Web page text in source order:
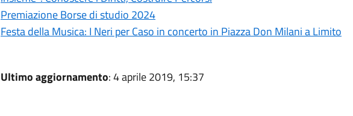
Premiazione Borse di studio 2024
Festa della Musica: I Neri per Caso in concerto in Piazza Don Milani a Limito
Ultimo aggiornamento: 4 aprile 2019, 15:37